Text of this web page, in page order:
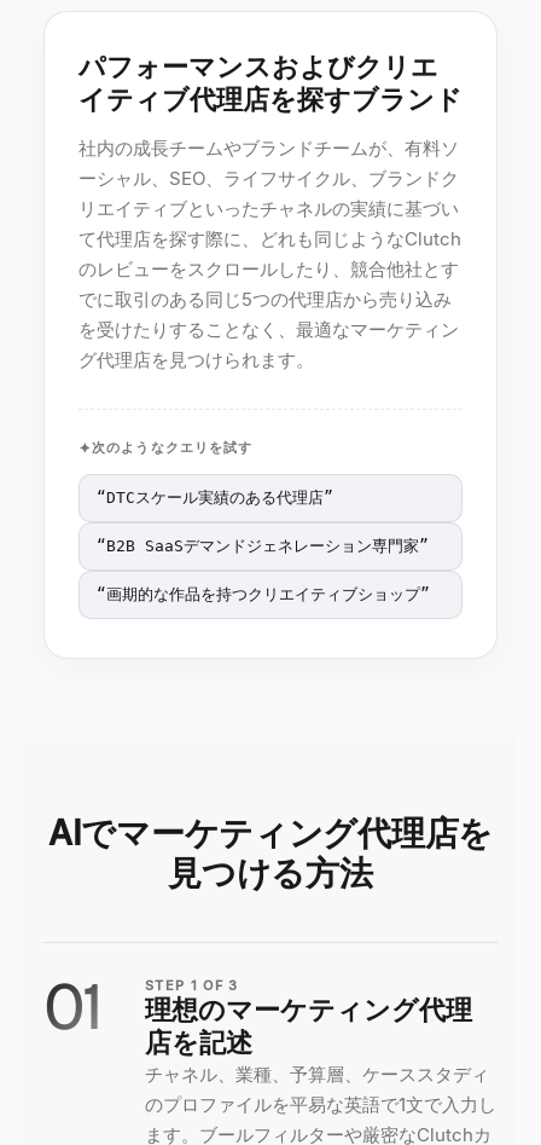
パフォーマンスおよびクリエ
イティブ代理店を探すブランド
社内の成長チームやブランドチームが、有料ソ
ーシャル、SEO、ライフサイクル、ブランドク
リエイティブといったチャネルの実績に基づい
て代理店を探す際に、どれも同じようなClutch
のレビューをスクロールしたり、競合他社とす
でに取引のある同じ5つの代理店から売り込み
を受けたりすることなく、最適なマーケティン
グ代理店を見つけられます。
次のようなクエリを試す
“DTCスケール実績のある代理店”
“B2B SaaSデマンドジェネレーション専門家”
“画期的な作品を持つクリエイティブショップ”
AIでマーケティング代理店を
見つける方法
01 STEP 1 OF3
理想のマーケティング代理
店を記述
チャネル、業種、予算層、ケーススタディ
のプロファイルを平易な英語で1文で入力し
ます。ブールフィルターや厳密なClutchカ